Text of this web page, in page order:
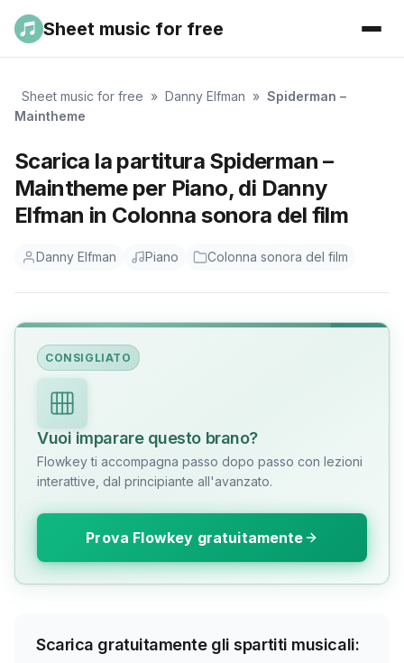
Sheet music for free
Sheet music for free » Danny Elfman » Spiderman –
Maintheme
Scarica la partitura Spiderman –
Maintheme per Piano, di Danny
Elfman in Colonna sonora del film
Danny Elfman Piano Colonna sonora del film
CONSIGLIATO
Vuoi imparare questo brano?
Flowkey ti accompagna passo dopo passo con lezioni
interattive, dal principiante all'avanzato.
Prova Flowkey gratuitamente
Scarica gratuitamente gli spartiti musicali: